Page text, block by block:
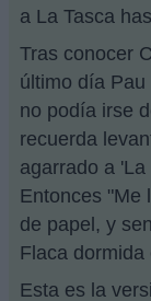
a La Tasca
Tras conocer
último día
no podía irse
recuerda
agarrado a
Entonces "Me
de papel, y
Flaca dormida
Esta es la